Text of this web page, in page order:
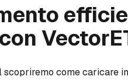
come caricare